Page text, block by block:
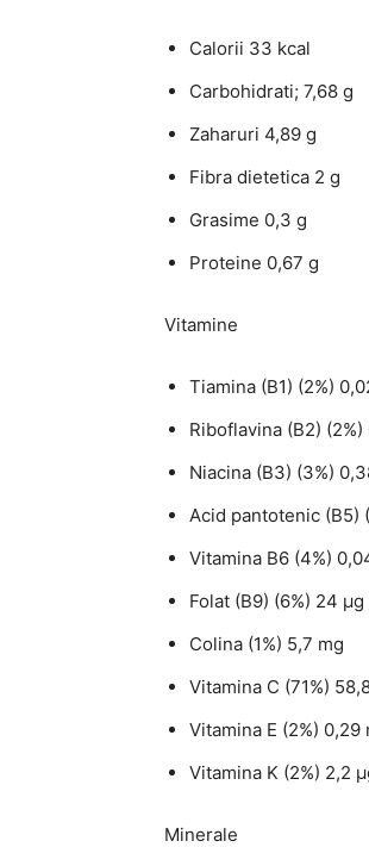
Calorii 33 kcal
Carbohidrati; 7,68 g
Zaharuri 4,89 g
Fibra dietetica 2 g
Grasime 0,3 g
Proteine ​​0,67 g
Vitamine
Tiamina (B1) (2%)
Riboflavina (B2)
Niacina (B3) (3%)
Acid pantotenic (B5)
Vitamina B6 (4%)
Folat (B9) (6%) 24 μg
Colina (1%) 5,7 mg
Vitamina C (71%)
Vitamina E (2%) 0,29
Vitamina K (2%) 2,2
Minerale